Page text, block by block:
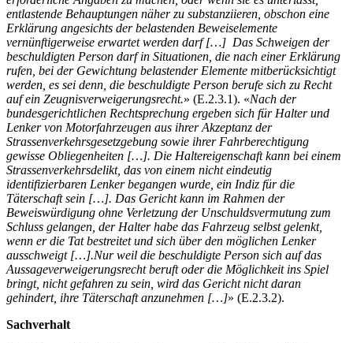
entlastende Behauptungen näher zu substanziieren, obschon eine
Erklärung angesichts der belastenden Beweiselemente
vernünftigerweise erwartet werden darf […] Das Schweigen der
beschuldigten Person darf in Situationen, die nach einer Erklärung
rufen, bei der Gewichtung belastender Elemente mitberücksichtigt
werden, es sei denn, die beschuldigte Person berufe sich zu Recht
auf ein Zeugnisverweigerungsrecht.» (E.2.3.1). «Nach der
bundesgerichtlichen Rechtsprechung ergeben sich für Halter und
Lenker von Motorfahrzeugen aus ihrer Akzeptanz der
Strassenverkehrsgesetzgebung sowie ihrer Fahrberechtigung
gewisse Obliegenheiten […]. Die Haltereigenschaft kann bei einem
Strassenverkehrsdelikt, das von einem nicht eindeutig
identifizierbaren Lenker begangen wurde, ein Indiz für die
Täterschaft sein […]. Das Gericht kann im Rahmen der
Beweiswürdigung ohne Verletzung der Unschuldsvermutung zum
Schluss gelangen, der Halter habe das Fahrzeug selbst gelenkt,
wenn er die Tat bestreitet und sich über den möglichen Lenker
ausschweigt […].Nur weil die beschuldigte Person sich auf das
Aussageverweigerungsrecht beruft oder die Möglichkeit ins Spiel
bringt, nicht gefahren zu sein, wird das Gericht nicht daran
gehindert, ihre Täterschaft anzunehmen […]» (E.2.3.2).
Sachverhalt